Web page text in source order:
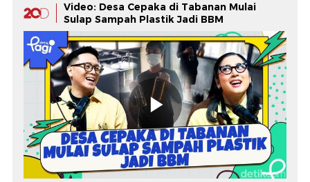
Video: Desa Cepaka di Tabanan Mulai
Sulap Sampah Plastik Jadi BBM